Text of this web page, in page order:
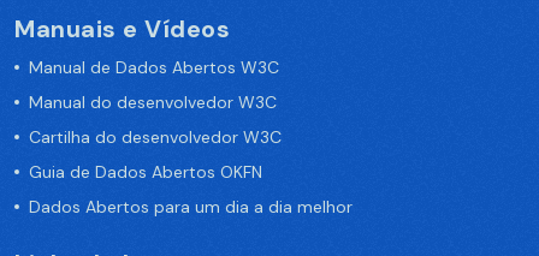
Manuais e Vídeos
Manual de Dados Abertos W3C
Manual do desenvolvedor W3C
Cartilha do desenvolvedor W3C
Guia de Dados Abertos OKFN
Dados Abertos para um dia a dia melhor